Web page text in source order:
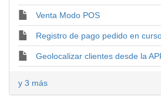
Venta Modo POS
Registro de pago pedido en
Geolocalizar clientes desde la
y 3 más